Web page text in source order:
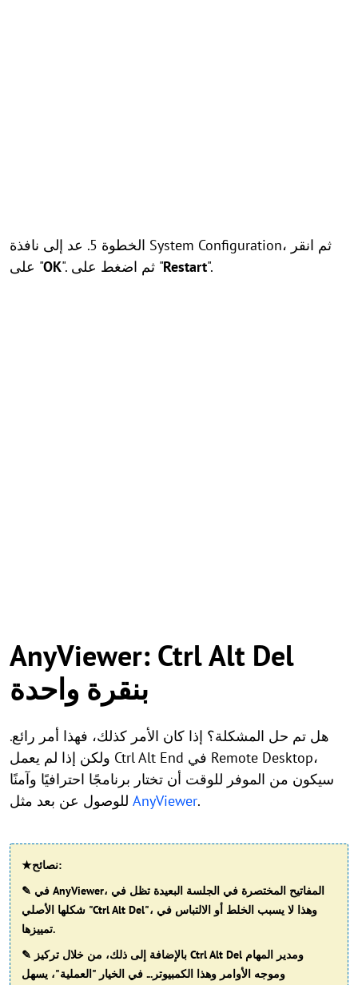
الخطوة 5. عد إلى نافذة System Configuration، ثم انقر
على "OK ". ثم اضغط على "Restart".
AnyViewer: Ctrl Alt Del
بنقرة واحدة
هل تم حل المشكلة؟ إذا كان الأمر كذلك، فهذا أمر رائع.
ولكن إذا لم يعمل Ctrl Alt End في Remote Desktop،
سيكون من الموفر للوقت أن تختار برنامجًا احترافيًا وآمنًا
AnyViewer.
★نصائح:
✎ في AnyViewer، المفاتيح المختصرة في الجلسة البعيدة تظل في
شكلها الأصلي "Ctrl Alt Del"، وهذا لا يسبب الخلط أو الالتباس في
تمييزها.
✎ بالإضافة إلى ذلك، من خلال تركيز Ctrl Alt Del ومدير المهام
وموجه الأوامر وهذا الكمبيوتر... في الخيار "العملية"، يسهل